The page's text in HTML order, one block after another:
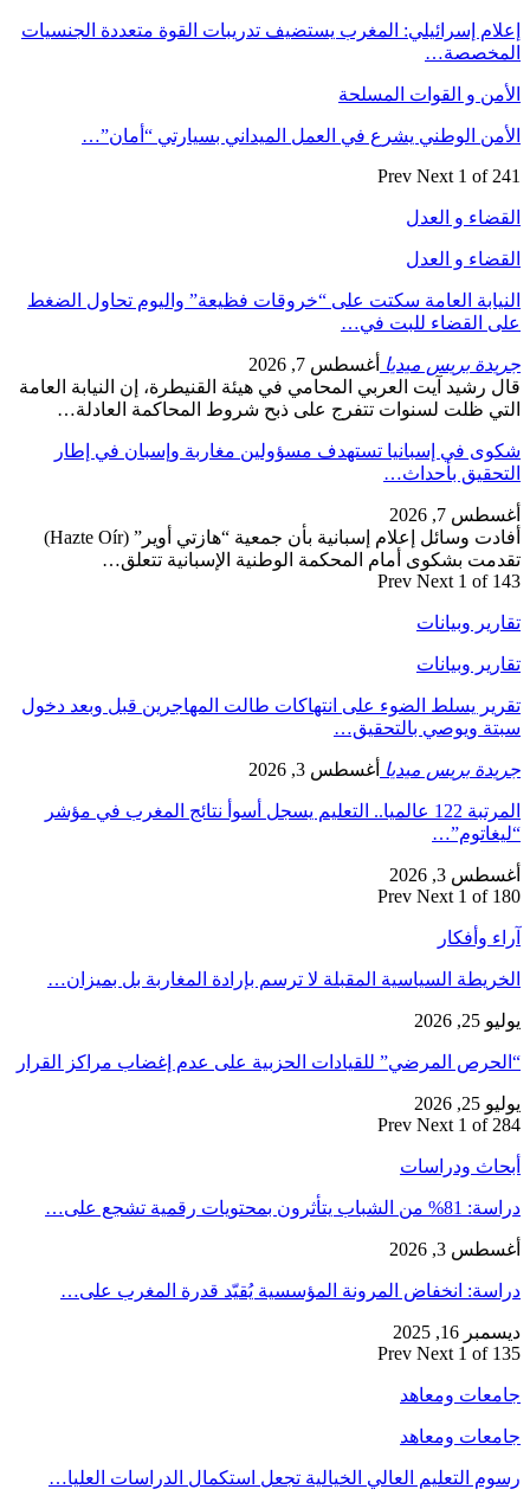
إعلام إسرائيلي: المغرب يستضيف تدريبات القوة متعددة الجنسيات
المخصصة…
الأمن و القوات المسلحة
الأمن الوطني يشرع في العمل الميداني بسيارتي “أمان”…
Prev Next 1 of 241
القضاء و العدل
القضاء و العدل
النيابة العامة سكتت على “خروقات فظيعة” واليوم تحاول الضغط
على القضاء للبت في…
جريدة بريس ميديا أغسطس 7, 2026
قال رشيد آيت العربي المحامي في هيئة القنيطرة، إن النيابة العامة
التي ظلت لسنوات تتفرج على ذبح شروط المحاكمة العادلة…
شكوى في إسبانيا تستهدف مسؤولين مغاربة وإسبان في إطار
التحقيق بأحداث…
أغسطس 7, 2026
أفادت وسائل إعلام إسبانية بأن جمعية “هازتي أوير” (Hazte Oír)
تقدمت بشكوى أمام المحكمة الوطنية الإسبانية تتعلق…
Prev Next 1 of 143
تقارير وبيانات
تقارير وبيانات
تقرير يسلط الضوء على انتهاكات طالت المهاجرين قبل وبعد دخول
سبتة ويوصي بالتحقيق…
جريدة بريس ميديا أغسطس 3, 2026
المرتبة 122 عالميا.. التعليم يسجل أسوأ نتائج المغرب في مؤشر
“ليغاتوم”…
أغسطس 3, 2026
Prev Next 1 of 180
آراء وأفكار
الخريطة السياسية المقبلة لا ترسم بإرادة المغاربة بل بميزان…
يوليو 25, 2026
“الحرص المرضي” للقيادات الحزبية على عدم إغضاب مراكز القرار
يوليو 25, 2026
Prev Next 1 of 284
أبحاث ودراسات
دراسة: 81% من الشباب يتأثرون بمحتويات رقمية تشجع على…
أغسطس 3, 2026
دراسة: انخفاض المرونة المؤسسية يُقيّد قدرة المغرب على…
ديسمبر 16, 2025
Prev Next 1 of 135
جامعات ومعاهد
جامعات ومعاهد
رسوم التعليم العالي الخيالية تجعل استكمال الدراسات العليا…